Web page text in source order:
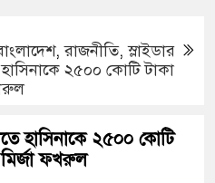
নিঃস্ব কৃষক
,রাজনীতি,স্লাইডার
২৫০০ কোটি টাকা
হাসিনাকে ২৫০০ কোটি
ফখরুল